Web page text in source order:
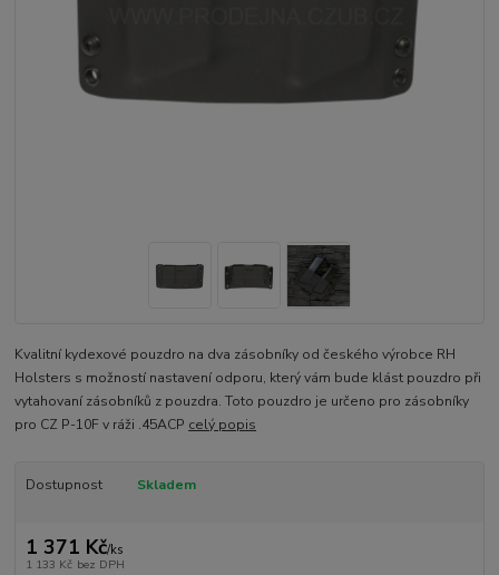
Kvalitní kydexové pouzdro na dva zásobníky od českého výrobce RH
Holsters s možností nastavení odporu, který vám bude klást pouzdro při
vytahovaní zásobníků z pouzdra. Toto pouzdro je určeno pro zásobníky
pro CZ P-10F v ráži .45ACP celý popis
Dostupnost Skladem
1 371 Kč/ks
1 133 Kč bez DPH